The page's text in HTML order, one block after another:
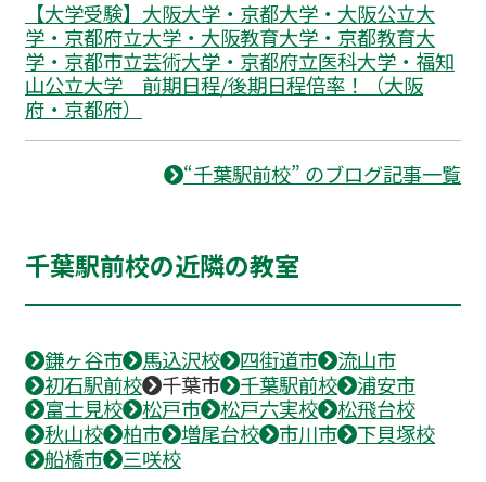
【大学受験】大阪大学・京都大学・大阪公立大
学・京都府立大学・大阪教育大学・京都教育大
学・京都市立芸術大学・京都府立医科大学・福知
山公立大学 前期日程/後期日程倍率！（大阪
府・京都府）
“千葉駅前校” のブログ記事一覧
千葉駅前校の近隣の教室
鎌ヶ谷市 馬込沢校 四街道市
流山市
初石駅前校
千葉市 千葉駅前校
浦安市
富士見校
松戸市 松戸六実校
松飛台校
秋山校
柏市 増尾台校 市川市
下貝塚校
船橋市
三咲校